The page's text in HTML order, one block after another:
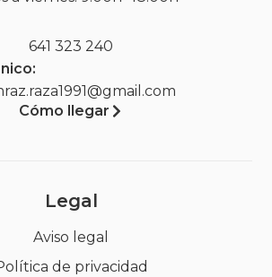
641 323 240
Cómo llegar
Legal
Aviso legal
de privacidad